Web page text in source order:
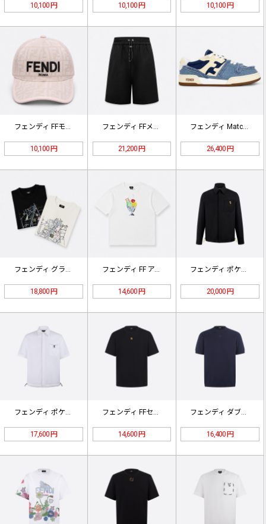
10,100 円 10,100 円 10,100 円
10,100 円 21,200 円 26,400 円
フェンディ グラフィックロゴ 刺繍 …
18,800 円
フェンディ FF アイスクリームプリ…
14,600 円
フェンディ ポケット付き長袖シャツ …
20,000 円
フェンディ ポケット付き半袖シャツ …
17,600 円
フェンディ FFセレリア刺繍Tシャツ…
14,600 円
フェンディ ダブルFF刺繍ニットTシ…
16,400 円